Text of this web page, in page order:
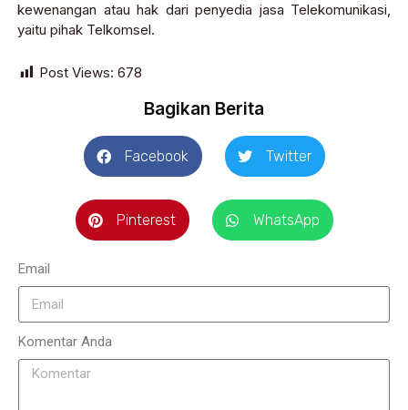
kewenangan atau hak dari penyedia jasa Telekomunikasi,
yaitu pihak Telkomsel.
Post Views: 678
Bagikan Berita
Facebook Twitter
Pinterest WhatsApp
Email
Komentar Anda